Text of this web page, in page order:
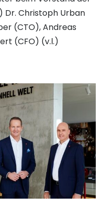
Dr. Christoph Urban
(CTO), Andreas
(CFO) (v.l.)